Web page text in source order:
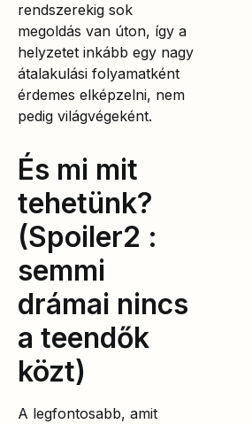
rendszerekig sok
megoldás van úton, így a
helyzetet inkább egy nagy
átalakulási folyamatként
érdemes elképzelni, nem
pedig világvégeként.
És mi mit
tehetünk?
(Spoiler2 :
semmi
drámai nincs
a teendők
közt)
A legfontosabb, amit